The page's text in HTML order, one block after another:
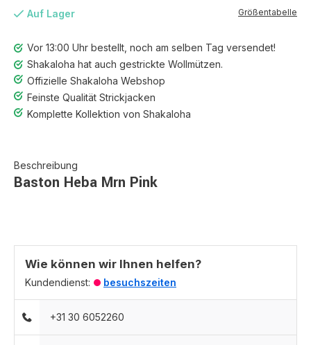
Größentabelle
Auf Lager
Vor 13:00 Uhr bestellt, noch am selben Tag versendet!
Shakaloha hat auch gestrickte Wollmützen.
Offizielle Shakaloha Webshop
Feinste Qualität Strickjacken
Komplette Kollektion von Shakaloha
Beschreibung
Baston Heba Mrn Pink
Wie können wir Ihnen helfen?
Kundendienst: besuchszeiten
+31 30 6052260